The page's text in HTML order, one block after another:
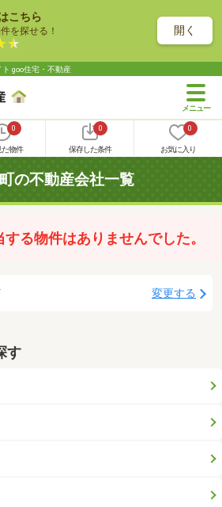
こちら
を探せる！ 開く
goo住宅・不動産
0
物件
0
保存した条件
0
お気に入り
の不動産会社一覧
る物件はありませんでした。
変更する
す